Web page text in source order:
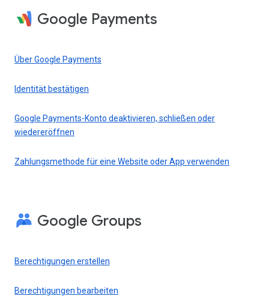
Google Payments
Über Google Payments
Identität bestätigen
Google Payments-Konto deaktivieren, schließen oder
wiedereröffnen
Zahlungsmethode für eine Website oder App verwenden
Google Groups
Berechtigungen erstellen
Berechtigungen bearbeiten